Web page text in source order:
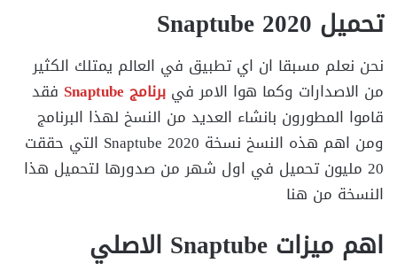
تحميل Snaptube 2020
نحن نعلم مسبقا ان اي تطبيق في العالم يمتلك الكثير
من الاصدارات وكما هوا الامر في برنامج Snaptube
فقد
قاموا المطورون بانشاء العديد من النسخ لهذا البرنامج
ومن اهم هذه النسخ نسخة Snaptube 2020 التي حققت
20 مليون تحميل في اول شهر من صدورها لتحميل هذا
النسخة من هنا
اهم ميزات Snaptube الاصلي